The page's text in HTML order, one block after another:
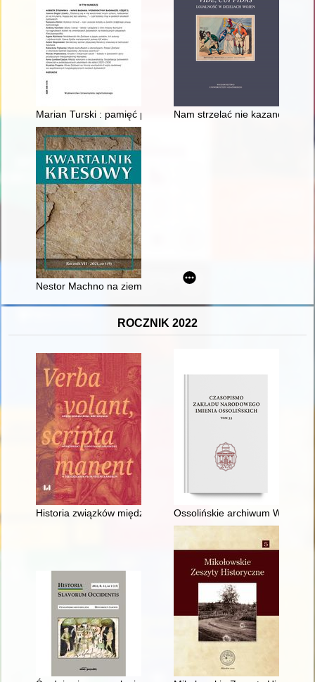
Marian Turski : pamięć przeciwko upokorzeniu i obojętności
Nam strzelać nie kazano..."? :
Nestor Machno na ziemi stanisławowskiej
ROCZNIK 2022
Historia związków między szlachtą polską a węgierską w
Ossolińskie archiwum